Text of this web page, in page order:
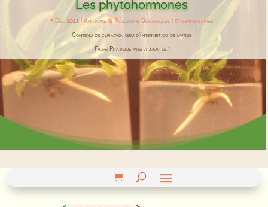
Les phytohormones
5 Déc 2021 |Anatomie & Processus Biologiques 0 commentaires
Contenu de curation issu d'Internet ou de livres
Fiche Pratique mise à jour le :